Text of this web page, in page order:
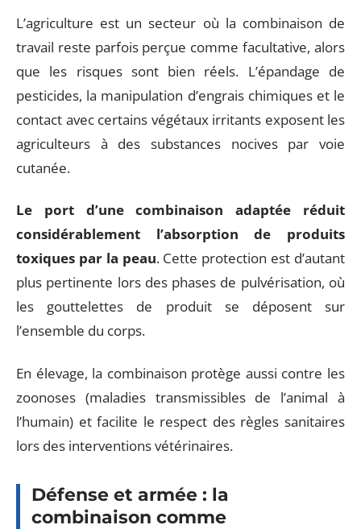
L’agriculture est un secteur où la combinaison de
travail reste parfois perçue comme facultative, alors
que les risques sont bien réels. L’épandage de
pesticides, la manipulation d’engrais chimiques et le
contact avec certains végétaux irritants exposent les
agriculteurs à des substances nocives par voie
cutanée.
Le port d’une combinaison adaptée réduit
considérablement l’absorption de produits
toxiques par la peau. Cette protection est d’autant
plus pertinente lors des phases de pulvérisation, où
les gouttelettes de produit se déposent sur
l’ensemble du corps.
En élevage, la combinaison protège aussi contre les
zoonoses (maladies transmissibles de l’animal à
l’humain) et facilite le respect des règles sanitaires
lors des interventions vétérinaires.
Défense et armée : la
combinaison comme